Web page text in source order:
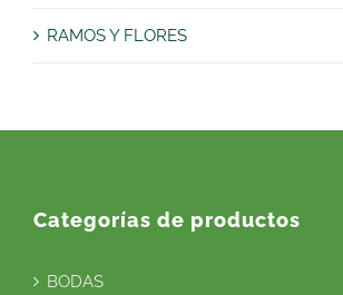
RAMOS Y FLORES
Categorías de productos
BODAS